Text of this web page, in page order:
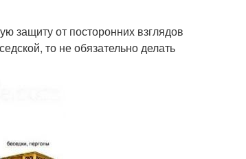
защиту от посторонних взглядов
то не обязательно делать